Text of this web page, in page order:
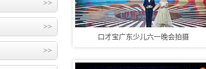
>>
>>
>>
口才宝广东少儿六一晚会拍摄